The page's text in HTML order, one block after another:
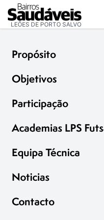
LEÕES DE PORTO SALVO
Propósito
Objetivos
Participação
Academias LPS
Equipa Técnica
Noticias
Contacto